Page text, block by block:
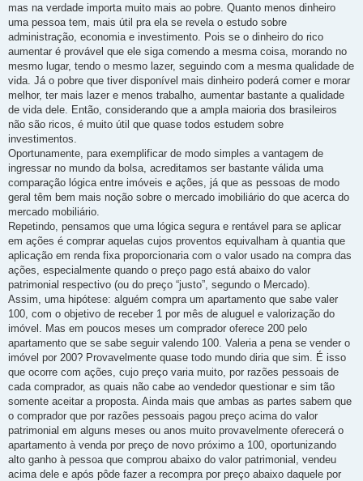
mas na verdade importa muito mais ao pobre. Quanto menos dinheiro
uma pessoa tem, mais útil pra ela se revela o estudo sobre
administração, economia e investimento. Pois se o dinheiro do rico
aumentar é provável que ele siga comendo a mesma coisa, morando no
mesmo lugar, tendo o mesmo lazer, seguindo com a mesma qualidade de
vida. Já o pobre que tiver disponível mais dinheiro poderá comer e morar
melhor, ter mais lazer e menos trabalho, aumentar bastante a qualidade
de vida dele. Então, considerando que a ampla maioria dos brasileiros
não são ricos, é muito útil que quase todos estudem sobre
investimentos.
Oportunamente, para exemplificar de modo simples a vantagem de
ingressar no mundo da bolsa, acreditamos ser bastante válida uma
comparação lógica entre imóveis e ações, já que as pessoas de modo
geral têm bem mais noção sobre o mercado imobiliário do que acerca do
mercado mobiliário.
Repetindo, pensamos que uma lógica segura e rentável para se aplicar
em ações é comprar aquelas cujos proventos equivalham à quantia que
aplicação em renda fixa proporcionaria com o valor usado na compra das
ações, especialmente quando o preço pago está abaixo do valor
patrimonial respectivo (ou do preço “justo”, segundo o Mercado).
Assim, uma hipótese: alguém compra um apartamento que sabe valer
100, com o objetivo de receber 1 por mês de aluguel e valorização do
imóvel. Mas em poucos meses um comprador oferece 200 pelo
apartamento que se sabe seguir valendo 100. Valeria a pena se vender o
imóvel por 200? Provavelmente quase todo mundo diria que sim. É isso
que ocorre com ações, cujo preço varia muito, por razões pessoais de
cada comprador, as quais não cabe ao vendedor questionar e sim tão
somente aceitar a proposta. Ainda mais que ambas as partes sabem que
o comprador que por razões pessoais pagou preço acima do valor
patrimonial em alguns meses ou anos muito provavelmente oferecerá o
apartamento à venda por preço de novo próximo a 100, oportunizando
alto ganho à pessoa que comprou abaixo do valor patrimonial, vendeu
acima dele e após pôde fazer a recompra por preço abaixo daquele por